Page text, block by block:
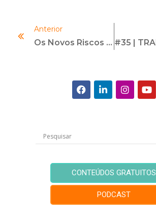
Anterior
Os Novos Riscos Do Varejo Digital
CONTEÚDOS GRATUITOS
PODCAST